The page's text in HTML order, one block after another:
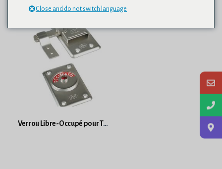
Verrou Libre-Occupé pour Toilette
Close and do not switch language